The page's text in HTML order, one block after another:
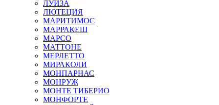
ЛУИЗА
ЛЮТЕЦИЯ
МАРИТИМОС
МАРРАКЕШ
МАРСО
МАТТОНЕ
МЕРЛЕТТО
МИРАКОЛИ
МОНПАРНАС
МОНРУЖ
МОНТЕ ТИБЕРИО
МОНФОРТЕ